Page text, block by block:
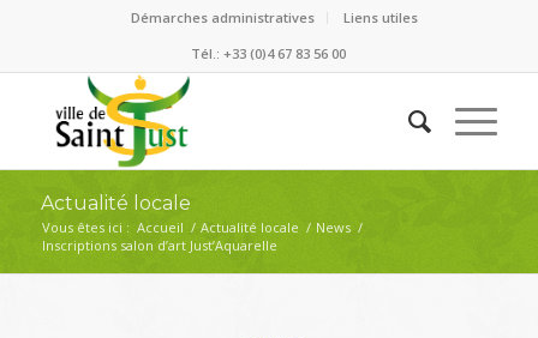
Démarches administratives
Liens utiles
Tél.: +33 (0)4 67 83 56 00
Actualité locale
Vous êtes ici : Accueil / Actualité locale / News /
Inscriptions salon d’art Just’Aquarelle